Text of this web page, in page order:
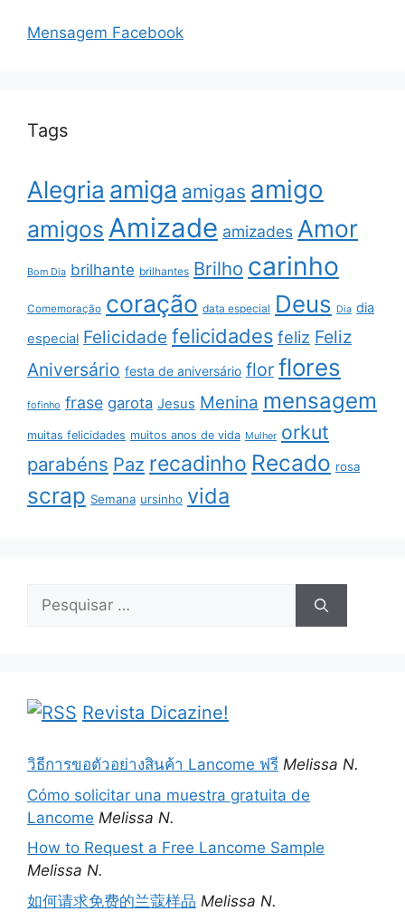
Mensagem Facebook
Tags
Alegria amiga amigas amigo
amigos Amizade amizades Amor
Bom Dia brilhante brilhantes Brilho carinho
Comemoração coração data especial Deus Dia dia
especial Felicidade felicidades feliz Feliz
Aniversário festa de aniversário flor flores
fofinho frase garota Jesus Menina mensagem
muitas felicidades muitos anos de vida Mulher orkut
parabéns Paz recadinho Recado rosa
scrap Semana ursinho vida
Pesquisar
Revista Dicazine!
วิธีการขอตัวอย่างสินค้า Lancome ฟรี Melissa N.
Cómo solicitar una muestra gratuita de
Lancome Melissa N.
How to Request a Free Lancome Sample
Melissa N.
如何请求免费的兰蔻样品 Melissa N.